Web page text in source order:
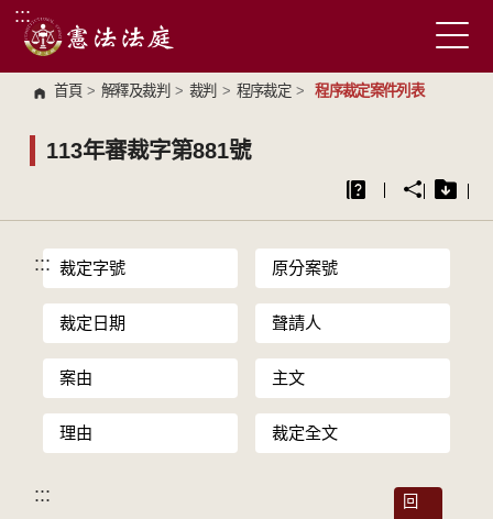
跳到主要內容區塊
:::
首頁 > 解釋及裁判 > 裁判 > 程序裁定 > 程序裁定案件列表
113年審裁字第881號
::: 裁定字號 原分案號
裁定日期 聲請人
案由 主文
理由 裁定全文
:::
回